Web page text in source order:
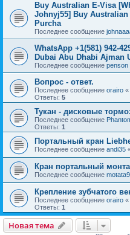
Buy Australian E-Visa
Johnyj55] Buy
Purcha
Последнее сообщение
WhatsApp +1(581) 942-
Dubai Abu Dhabi Ajman
Последнее сообщение penson
Вопрос - ответ.
Последнее сообщение orairo «
Ответы: 5
Тукан - дисковые
Последнее сообщение
Ответы: 1
Портальный кран
Последнее сообщение andi35
Кран портальный
Последнее сообщение
Крепление зубчатого
Последнее сообщение orairo «
Ответы: 1
Новая тема